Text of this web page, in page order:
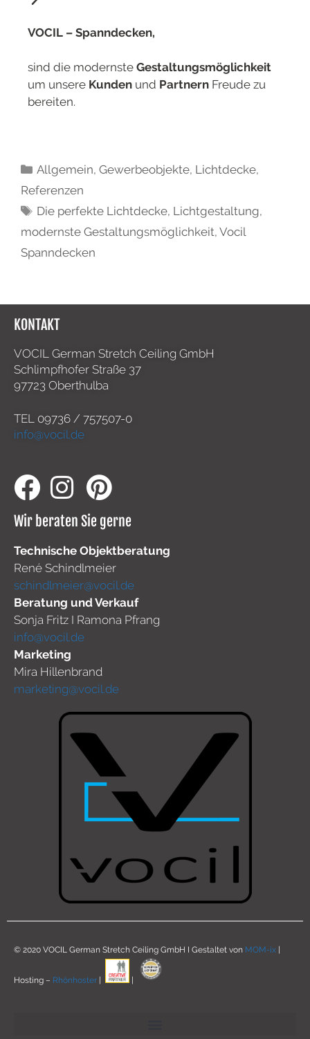
VOCIL – Spanndecken,
sind die modernste Gestaltungsmöglichkeit
um unsere Kunden und Partnern Freude zu
bereiten.
Allgemein,Gewerbeobjekte, Lichtdecke,
Referenzen
Die perfekte Lichtdecke, Lichtgestaltung,
modernste Gestaltungsmöglichkeit, Vocil
Spanndecken
KONTAKT
VOCIL German Stretch Ceiling GmbH
Schlimpfhofer Straße 37
97723 Oberthulba
TEL 09736 / 757507-0
info@vocil.de
Wir beraten Sie gerne
Technische Objektberatung
René Schindlmeier
schindlmeier@vocil.de
Beratung und Verkauf
Sonja Fritz I Ramona Pfrang
info@vocil.de
Marketing
Mira Hillenbrand
marketing@vocil.de
© 2020 VOCIL German Stretch Ceiling GmbH I Gestaltet von MOM-ix
Hosting – Rhönhoster